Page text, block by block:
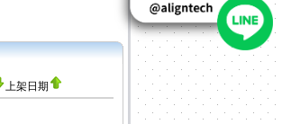
上架日期